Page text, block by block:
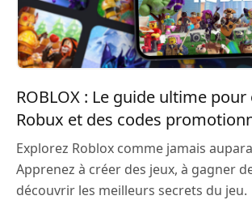
ROBLOX : Le guide ultime
Robux et des codes
Explorez Roblox comme jamais
Apprenez à créer des jeux, à gagner
découvrir les meilleurs secrets du jeu.